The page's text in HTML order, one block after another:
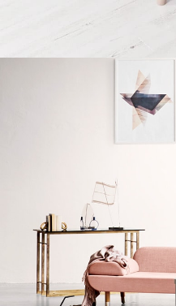
Decor
Et vestibulum quis a